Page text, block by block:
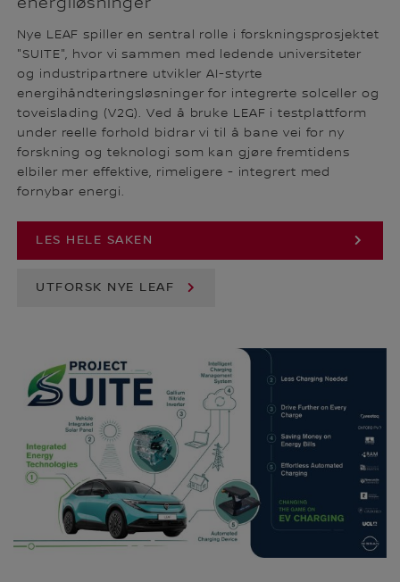
Nye LEAF spiller en sentral rolle i forskningsprosjektet
"SUITE", hvor vi sammen med ledende universiteter
og industripartnere utvikler AI-styrte
energihåndteringsløsninger for integrerte solceller og
toveislading (V2G). Ved å bruke LEAF i testplattform
under reelle forhold bidrar vi til å bane vei for ny
forskning og teknologi som kan gjøre fremtidens
elbiler mer effektive, rimeligere - integrert med
fornybar energi.
LES HELE SAKEN
UTFORSK NYE LEAF